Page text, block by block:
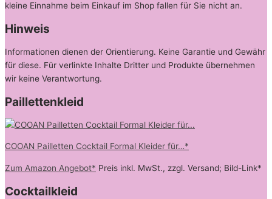
kleine Einnahme beim Einkauf im Shop fallen für Sie nicht an.
Hinweis
Informationen dienen der Orientierung. Keine Garantie und Gewähr
für diese. Für verlinkte Inhalte Dritter und Produkte übernehmen
wir keine Verantwortung.
Paillettenkleid
COOAN Pailletten Cocktail Formal Kleider für…*
Zum Amazon Angebot* Preis inkl. MwSt., zzgl. Versand; Bild-Link*
Cocktailkleid